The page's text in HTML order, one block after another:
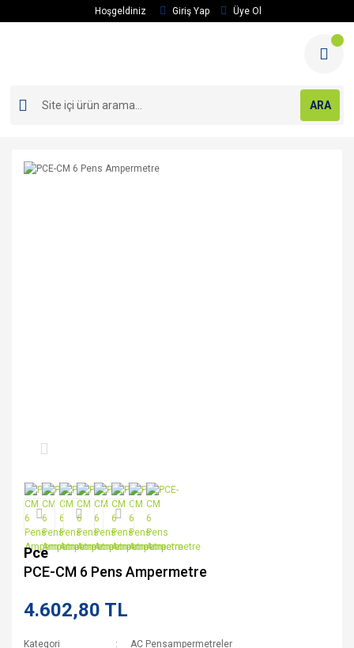
Hoşgeldiniz Giriş Yap Üye Ol
ARA
Pce
PCE-CM 6 Pens Ampermetre
4.602,80 TL
Kategori
AC Pensampermetreler